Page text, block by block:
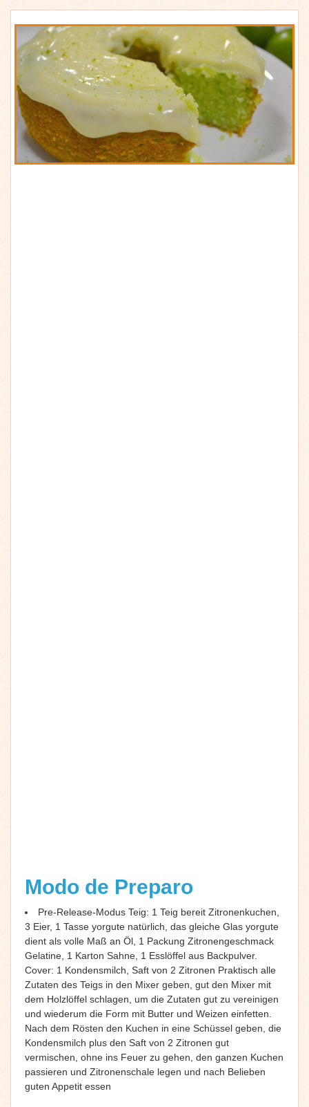
Modo de Preparo
Pre-Release-Modus Teig: 1 Teig bereit Zitronenkuchen,
3 Eier, 1 Tasse yorgute natürlich, das gleiche Glas yorgute
dient als volle Maß an Öl, 1 Packung Zitronengeschmack
Gelatine, 1 Karton Sahne, 1 Esslöffel aus Backpulver.
Cover: 1 Kondensmilch, Saft von 2 Zitronen Praktisch alle
Zutaten des Teigs in den Mixer geben, gut den Mixer mit
dem Holzlöffel schlagen, um die Zutaten gut zu vereinigen
und wiederum die Form mit Butter und Weizen einfetten.
Nach dem Rösten den Kuchen in eine Schüssel geben, die
Kondensmilch plus den Saft von 2 Zitronen gut
vermischen, ohne ins Feuer zu gehen, den ganzen Kuchen
passieren und Zitronenschale legen und nach Belieben
guten Appetit essen